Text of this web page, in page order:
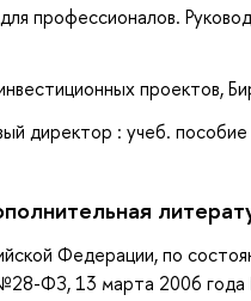
профессионалов.
проектов,
директор : учеб.
Федерации, по
ФЗ, 13 марта 2006